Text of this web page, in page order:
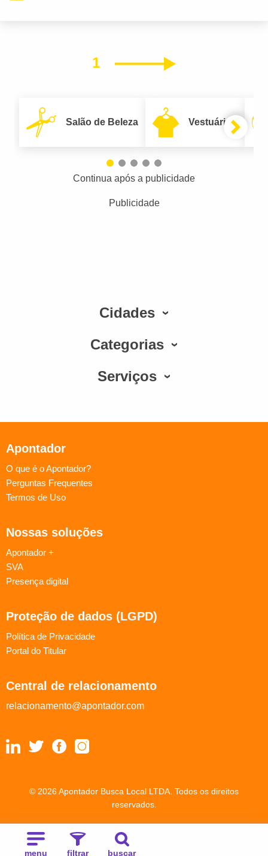
menu filtrar buscar
1 Próximo
Salão de Beleza Vestuário
Continua após a publicidade
Publicidade
Cidades
Categorias
Serviços
Apontador
O que é o Apontador?
Perguntas Frequentes
Termos de Uso
Nossas soluções
Apontador +
SVA
Presença digital
Proteção de dados (LGPD)
Política de Privacidade
Portal do Titular
Central de relacionamento
relacionamento@apontador.com
© 2026 Apontador Busca Local LTDA. Todos os direitos
reservados.